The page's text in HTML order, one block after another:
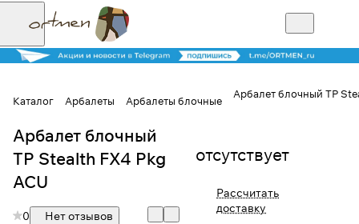
Каталог Арбалеты Арбалеты блочные
Арбалет блочный TP
Арбалет блочный
TP Stealth FX4 Pkg
ACU
0
Нет отзывов
отсутствует
Рассчитать
доставку
Для клиентов всех банков
Разбейте
оплату на части